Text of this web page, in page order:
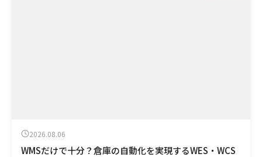
2026.08.06
WMSだけで十分？倉庫の自動化を実現するWES・WCS